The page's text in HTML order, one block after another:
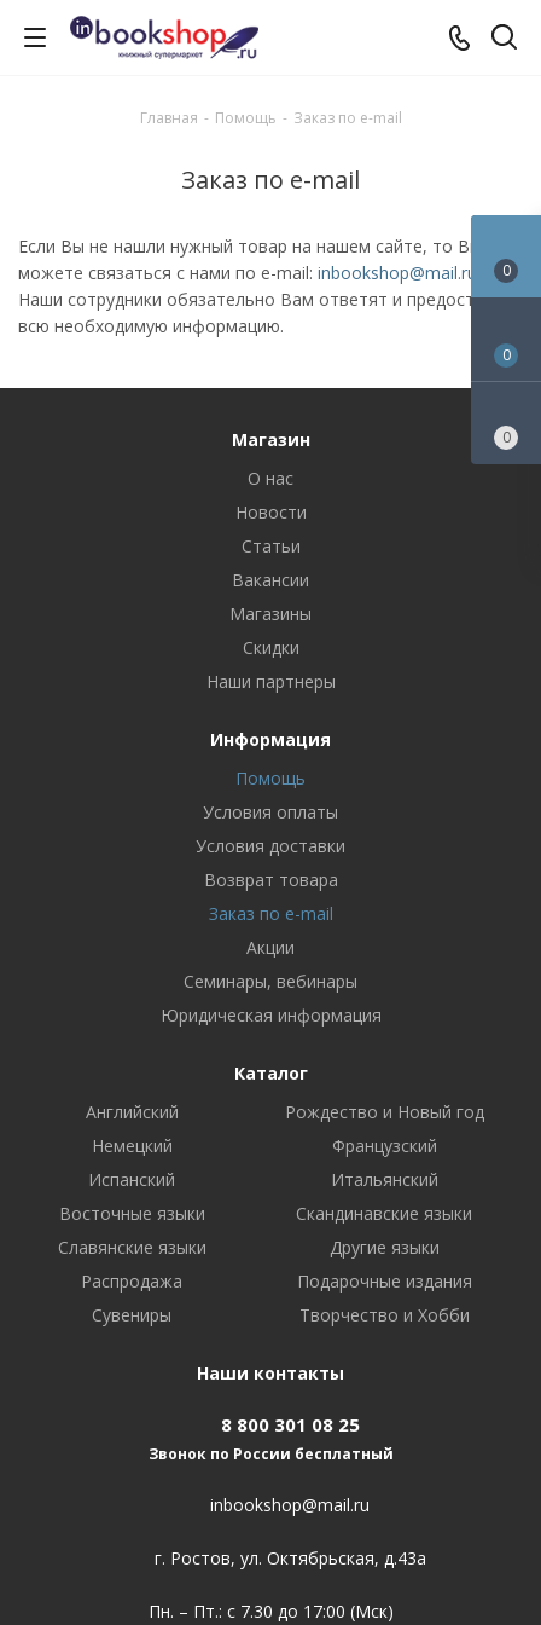
Главная - Помощь - Заказ по e-mail
Заказ по e-mail
Если Вы не нашли нужный товар на нашем сайте, то Вы
можете связаться с нами по e-mail: inbookshop@mail.ru
Наши сотрудники обязательно Вам ответят и предоставят
всю необходимую информацию.⁠
Магазин
О нас
Новости
Статьи
Вакансии
Магазины
Скидки
Наши партнеры
Информация
Помощь
Условия оплаты
Условия доставки
Возврат товара
Заказ по e-mail
Акции
Семинары, вебинары
Юридическая информация
Каталог
Английский
Рождество и Новый год
Немецкий
Французский
Испанский
Итальянский
Восточные языки
Скандинавские языки
Славянские языки
Другие языки
Распродажа
Подарочные издания
Сувениры
Творчество и Хобби
Наши контакты
8 800 301 08 25
Звонок по России бесплатный
inbookshop@mail.ru
г. Ростов, ул. Октябрьская, д.43а
Пн. – Пт.: с 7.30 до 17:00 (Мск)
0
0
0